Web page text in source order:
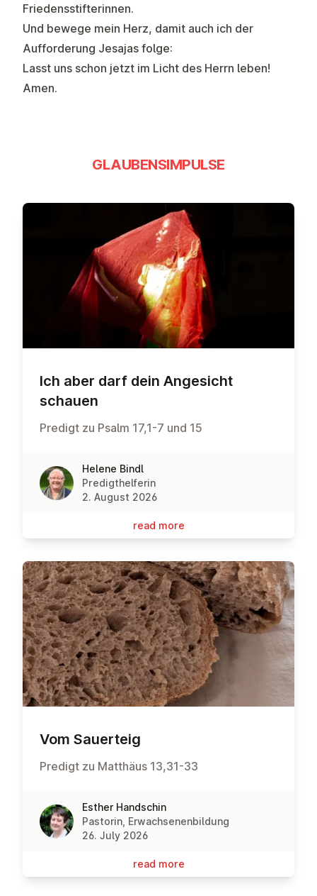
Friedensstifterinnen.
Und bewege mein Herz, damit auch ich der
Aufforderung Jesajas folge:
Lasst uns schon jetzt im Licht des Herrn leben!
Amen.
GLAUBENSIMPULSE
Ich aber darf dein Angesicht
schauen
Predigt zu Psalm 17,1-7 und 15
Helene Bindl
Predigthelferin
2. August 2026
read more
Vom Sauerteig
Predigt zu Matthäus 13,31-33
Esther Handschin
Pastorin, Erwachsenenbildung
26. July 2026
read more